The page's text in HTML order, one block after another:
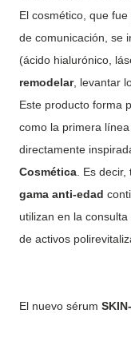
El cosmético, que
de comunicación, se
(ácido hialurónico,
remodelar, levantar
Este producto forma
como la primera
directamente
Cosmética . Es
gama anti-edad
utilizan en la
de activos
El nuevo sérum